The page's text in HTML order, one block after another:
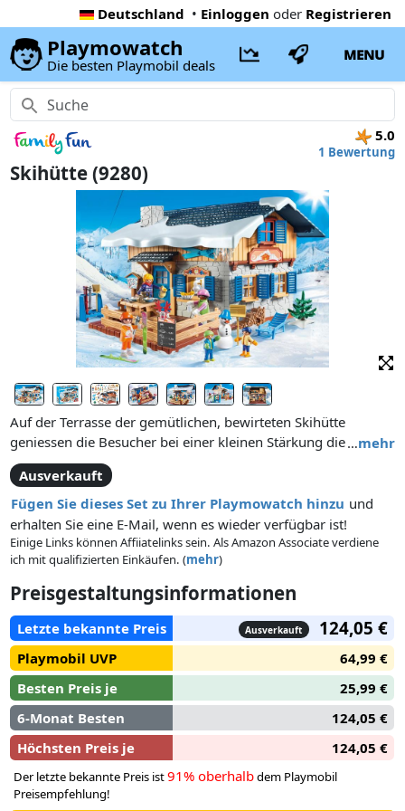
Deutschland • Einloggen oder Registrieren
Playmowatch
Die besten Playmobil deals
MENU
5.0
1 Bewertung
Skihütte (9280)
…mehr
Auf der Terrasse der gemütlichen, bewirteten Skihütte
geniessen die Besucher bei einer kleinen Stärkung die
Aussicht. Im Inneren der Hütte befinden sich ein Gastraum,
sowie ein Matratzenlager und Bad. Mit viel Zubehör! Maße:
32 x 36 x 21,5 cm (LxTxH).
Ausverkauft
Fügen Sie dieses Set zu Ihrer Playmowatch hinzu und
erhalten Sie eine E-Mail, wenn es wieder verfügbar ist!
Einige Links können Affiiatelinks sein. Als Amazon Associate verdiene
ich mit qualifizierten Einkäufen. (mehr)
Preisgestaltungsinformationen
Letzte bekannte Preis Ausverkauft 124,05 €
Playmobil UVP
64,99 €
Besten Preis je
25,99 €
6-Monat Besten
124,05 €
Höchsten Preis je
124,05 €
Der letzte bekannte Preis ist91% oberhalbdem Playmobil
Preisempfehlung!